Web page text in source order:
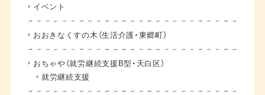
イベント
おおきなくすの木（生活介護・東郷町）
おちゃや（就労継続支援B型・天白区）
就労継続支援